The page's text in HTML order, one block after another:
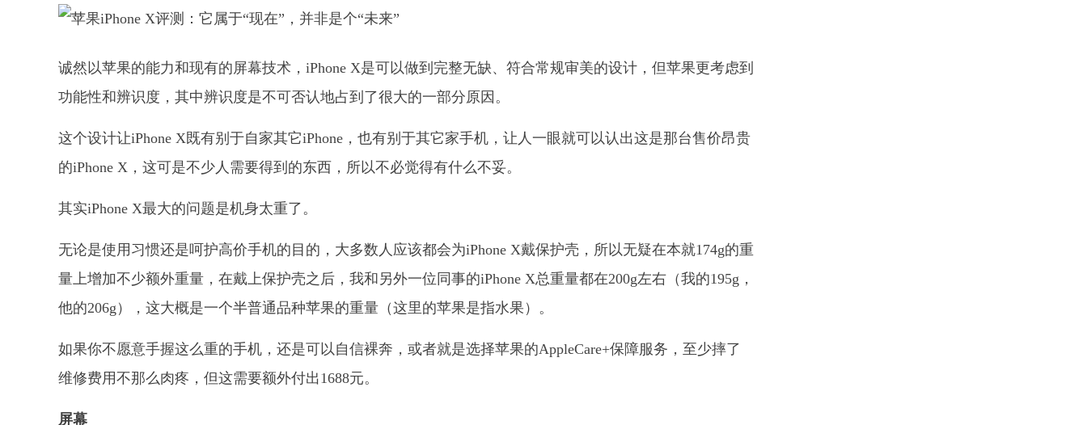
诚然以苹果的能力和现有的屏幕技术，iPhone X是可以做到完整无缺、符合常规审美的设计，但苹果更考虑到
功能性和辨识度，其中辨识度是不可否认地占到了很大的一部分原因。
这个设计让iPhone X既有别于自家其它iPhone，也有别于其它家手机，让人一眼就可以认出这是那台售价昂贵
的iPhone X，这可是不少人需要得到的东西，所以不必觉得有什么不妥。
其实iPhone X最大的问题是机身太重了。
无论是使用习惯还是呵护高价手机的目的，大多数人应该都会为iPhone X戴保护壳，所以无疑在本就174g的重
量上增加不少额外重量，在戴上保护壳之后，我和另外一位同事的iPhone X总重量都在200g左右（我的195g，
他的206g），这大概是一个半普通品种苹果的重量（这里的苹果是指水果）。
如果你不愿意手握这么重的手机，还是可以自信裸奔，或者就是选择苹果的AppleCare+保障服务，至少摔了
维修费用不那么肉疼，但这需要额外付出1688元。
屏幕